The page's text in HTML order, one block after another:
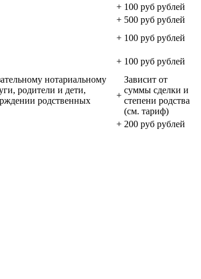
+ 100 руб рублей
+ 500 руб рублей
+ 100 руб рублей
+ 100 руб рублей
нотариальному
родители и дети,
родственных
+
Зависит от
суммы сделки и
степени родства
(см. тариф)
+ 200 руб рублей